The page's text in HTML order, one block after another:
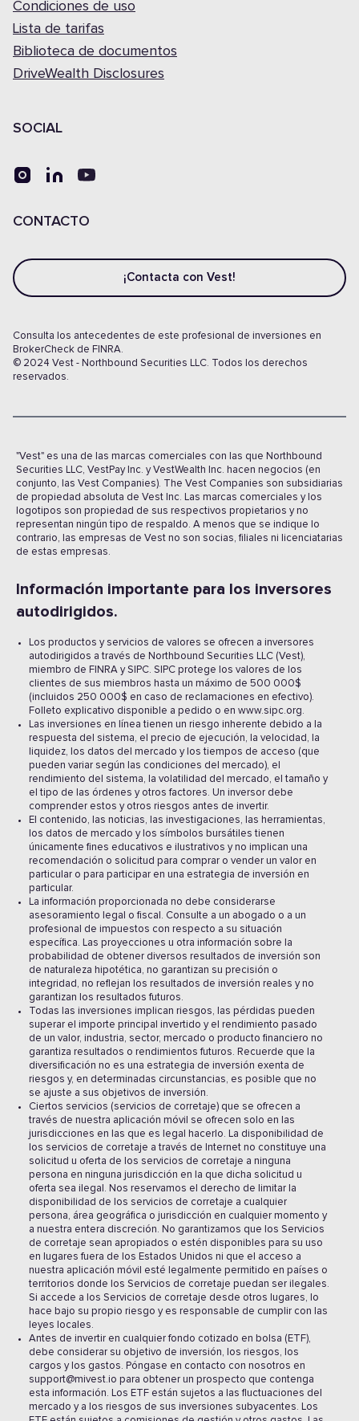
Condiciones de uso
Lista de tarifas
Biblioteca de documentos
DriveWealth Disclosures
SOCIAL
CONTACTO
¡Contacta con Vest!
Consulta los antecedentes de este profesional de inversiones en
BrokerCheck de FINRA.
© 2024 Vest - Northbound Securities LLC. Todos los derechos
reservados.
"Vest" es una de las marcas comerciales con las que Northbound
Securities LLC, VestPay Inc. y VestWealth Inc. hacen negocios (en
conjunto, las Vest Companies). The Vest Companies son subsidiarias
de propiedad absoluta de Vest Inc. Las marcas comerciales y los
logotipos son propiedad de sus respectivos propietarios y no
representan ningún tipo de respaldo. A menos que se indique lo
contrario, las empresas de Vest no son socias, filiales ni licenciatarias
de estas empresas.
Información importante para los inversores
autodirigidos.
Los productos y servicios de valores se ofrecen a inversores
autodirigidos a través de Northbound Securities LLC (Vest),
miembro de FINRA y SIPC. SIPC protege los valores de los
clientes de sus miembros hasta un máximo de 500 000$
(incluidos 250 000$ en caso de reclamaciones en efectivo).
Folleto explicativo disponible a pedido o en www.sipc.org.
Las inversiones en línea tienen un riesgo inherente debido a la
respuesta del sistema, el precio de ejecución, la velocidad, la
liquidez, los datos del mercado y los tiempos de acceso (que
pueden variar según las condiciones del mercado), el
rendimiento del sistema, la volatilidad del mercado, el tamaño y
el tipo de las órdenes y otros factores. Un inversor debe
comprender estos y otros riesgos antes de invertir.
El contenido, las noticias, las investigaciones, las herramientas,
los datos de mercado y los símbolos bursátiles tienen
únicamente fines educativos e ilustrativos y no implican una
recomendación o solicitud para comprar o vender un valor en
particular o para participar en una estrategia de inversión en
particular.
La información proporcionada no debe considerarse
asesoramiento legal o fiscal. Consulte a un abogado o a un
profesional de impuestos con respecto a su situación
específica. Las proyecciones u otra información sobre la
probabilidad de obtener diversos resultados de inversión son
de naturaleza hipotética, no garantizan su precisión o
integridad, no reflejan los resultados de inversión reales y no
garantizan los resultados futuros.
Todas las inversiones implican riesgos, las pérdidas pueden
superar el importe principal invertido y el rendimiento pasado
de un valor, industria, sector, mercado o producto financiero no
garantiza resultados o rendimientos futuros. Recuerde que la
diversificación no es una estrategia de inversión exenta de
riesgos y, en determinadas circunstancias, es posible que no
se ajuste a sus objetivos de inversión.
Ciertos servicios (servicios de corretaje) que se ofrecen a
través de nuestra aplicación móvil se ofrecen solo en las
jurisdicciones en las que es legal hacerlo. La disponibilidad de
los servicios de corretaje a través de Internet no constituye una
solicitud u oferta de los servicios de corretaje a ninguna
persona en ninguna jurisdicción en la que dicha solicitud u
oferta sea ilegal. Nos reservamos el derecho de limitar la
disponibilidad de los servicios de corretaje a cualquier
persona, área geográfica o jurisdicción en cualquier momento y
a nuestra entera discreción. No garantizamos que los Servicios
de corretaje sean apropiados o estén disponibles para su uso
en lugares fuera de los Estados Unidos ni que el acceso a
nuestra aplicación móvil esté legalmente permitido en países o
territorios donde los Servicios de corretaje puedan ser ilegales.
Si accede a los Servicios de corretaje desde otros lugares, lo
hace bajo su propio riesgo y es responsable de cumplir con las
leyes locales.
Antes de invertir en cualquier fondo cotizado en bolsa (ETF),
debe considerar su objetivo de inversión, los riesgos, los
cargos y los gastos. Póngase en contacto con nosotros en
support@mivest.io para obtener un prospecto que contenga
esta información. Los ETF están sujetos a las fluctuaciones del
mercado y a los riesgos de sus inversiones subyacentes. Los